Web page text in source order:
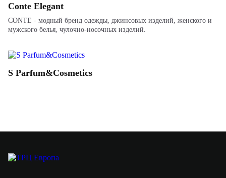
Conte Elegant
CONTE - модный бренд одежды, джинсовых изделий, женского и
мужского белья, чулочно-носочных изделий.
S Parfum&Cosmetics